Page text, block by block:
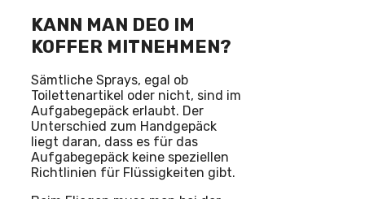
KANN MAN DEO IM
KOFFER MITNEHMEN?
Sämtliche Sprays, egal ob
Toilettenartikel oder nicht, sind im
Aufgabegepäck erlaubt. Der
Unterschied zum Handgepäck
liegt daran, dass es für das
Aufgabegepäck keine speziellen
Richtlinien für Flüssigkeiten gibt.